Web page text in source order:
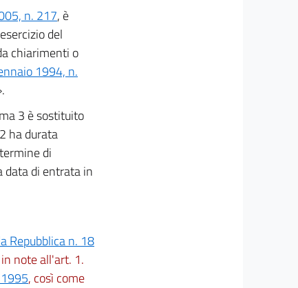
n. 217, è
del
chiarimenti o
1994, n.
3 è sostituito
ha durata
di
data di entrata in
Repubblica n. 18
note all'art. 1.
, così come